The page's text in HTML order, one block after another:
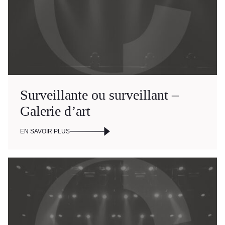
Surveillante ou surveillant –
Galerie d’art
EN SAVOIR PLUS